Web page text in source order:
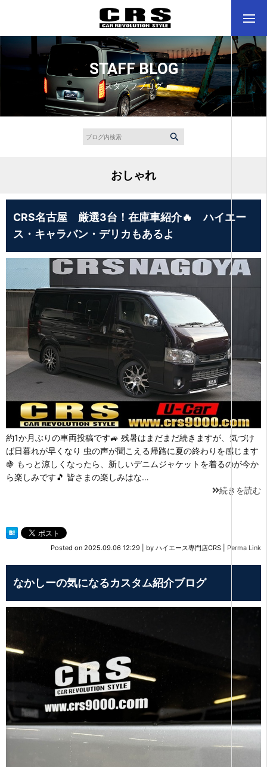
STAFF BLOG
スタッフブログ
おしゃれ
CRS名古屋 厳選3台！在庫車紹介🔥 ハイエー
ス・キャラバン・デリカもあるよ
約1か月ぶりの車両投稿です🚙 残暑はまだまだ続きますが、気づけ
ば日暮れが早くなり 虫の声が聞こえる帰路に夏の終わりを感じます
🍇 もっと涼しくなったら、新しいデニムジャケットを着るのが今か
ら楽しみです🎵 皆さまの楽しみはな…
続きを読む
Posted on 2025.09.06 12:29 by ハイエース専門店CRS Perma Link
なかしーの気になるカスタム紹介ブログ